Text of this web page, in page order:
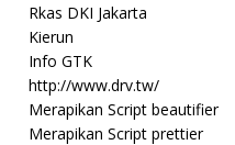
Rkas DKI Jakarta
Kierun
Info GTK
http://www.drv.tw/
Merapikan Script beautifier
Merapikan Script prettier